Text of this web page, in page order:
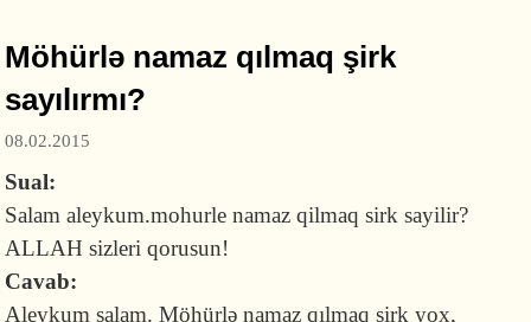
Möhürlə namaz qılmaq şirk
sayılırmı?
08.02.2015
Sual:
Salam aleykum.mohurle namaz qilmaq sirk sayilir?
ALLAH sizleri qorusun!
Cavab:
Aleykum salam. Möhürlə namaz qılmaq şirk yox,